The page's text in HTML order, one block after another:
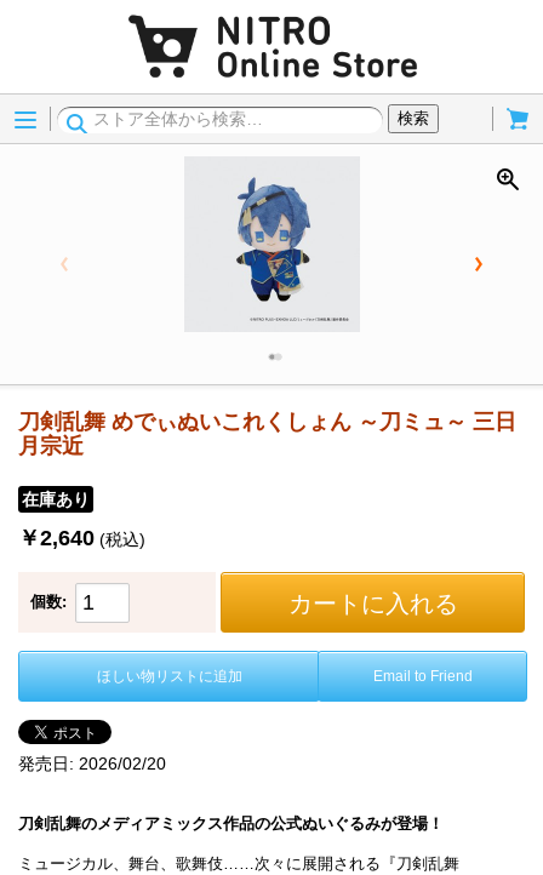
Menu
検索
刀剣乱舞 めでぃぬいこれくしょん ～刀ミュ～ 三日
月宗近
在庫あり
￥2,640 (税込)
個数: カートに入れる
ほしい物リストに追加 Email to Friend
発売日: 2026/02/20
刀剣乱舞のメディアミックス作品の公式ぬいぐるみが登場！
ミュージカル、舞台、歌舞伎……次々に展開される『刀剣乱舞